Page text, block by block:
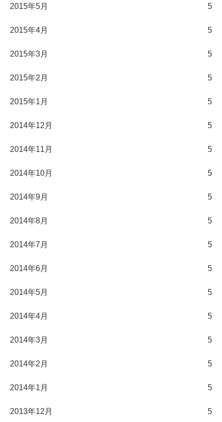
2015年5月 5
2015年4月 5
2015年3月 5
2015年2月 5
2015年1月 5
2014年12月 5
2014年11月 5
2014年10月 5
2014年9月 5
2014年8月 5
2014年7月 5
2014年6月 5
2014年5月 5
2014年4月 5
2014年3月 5
2014年2月 5
2014年1月 5
2013年12月 5